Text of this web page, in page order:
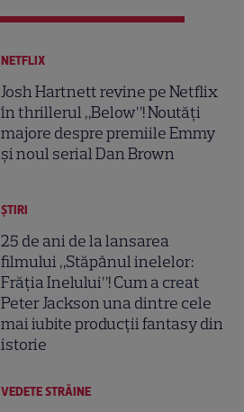
NETFLIX
Josh Hartnett revine pe Netflix
în thrillerul „Below”! Noutăți
majore despre premiile Emmy
și noul serial Dan Brown
ȘTIRI
25 de ani de la lansarea
filmului „Stăpânul inelelor:
Frăția Inelului”! Cum a creat
Peter Jackson una dintre cele
mai iubite producții fantasy din
istorie
VEDETE STRĂINE